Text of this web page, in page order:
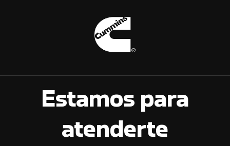
Estamos para
atenderte